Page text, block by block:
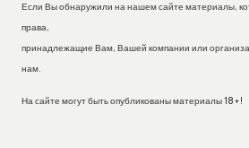
Если Вы обнаружили на нашем сайте материалы,
права,
принадлежащие Вам, Вашей компании или
нам.
На сайте могут быть опубликованы материалы 18+!